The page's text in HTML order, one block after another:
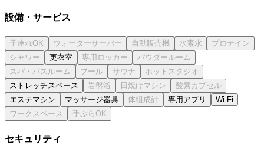
設備・サービス
更衣室
ストレッチスペース
エステマシン
マッサージ器具 専用アプリ Wi-Fi
セキュリティ